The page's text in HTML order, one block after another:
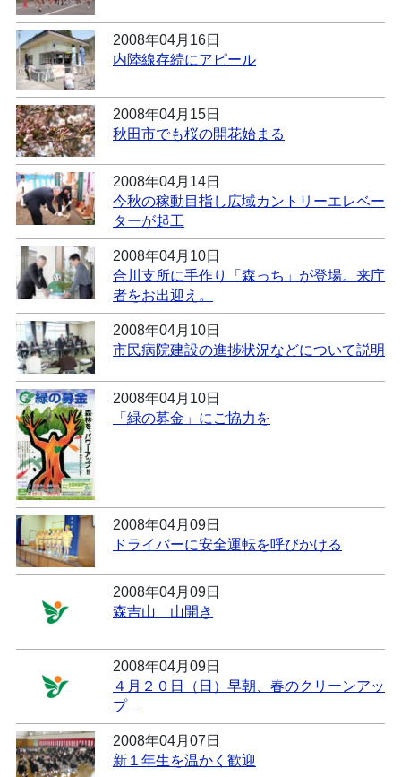
2008年04月16日
内陸線存続にアピール
2008年04月15日
秋田市でも桜の開花始まる
2008年04月14日
今秋の稼動目指し広域カントリーエレベー
ターが起工
2008年04月10日
合川支所に手作り「森っち」が登場。来庁
者をお出迎え。
2008年04月10日
市民病院建設の進捗状況などについて説明
2008年04月10日
「緑の募金」にご協力を
2008年04月09日
ドライバーに安全運転を呼びかける
2008年04月09日
森吉山 山開き
2008年04月09日
４月２０日（日）早朝、春のクリーンアッ
プ
2008年04月07日
新１年生を温かく歓迎